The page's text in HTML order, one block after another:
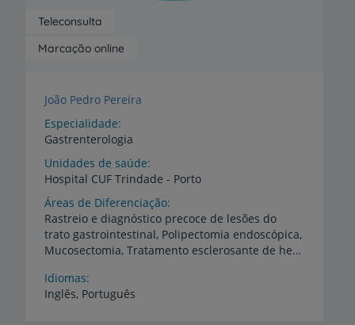
Marcação online
Teleconsulta
João Pedro Pereira
Especialidade
Gastrenterologia
Unidades de saúde
Hospital CUF Trindade - Porto
Áreas de Diferenciação
Rastreio e diagnóstico precoce de lesões do
trato gastrointestinal, Polipectomia endoscópica,
Mucosectomia, Tratamento esclerosante de hemorróidas, Laqueação elástica de hemorróidas
Idiomas
Inglês, Português